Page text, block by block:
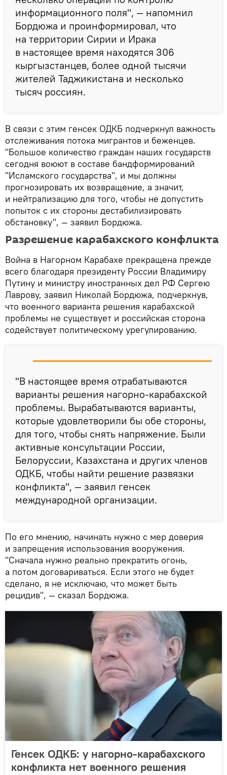
информационного поля", — напомнил
Бордюжа и проинформировал, что
на территории Сирии и Ирака
в настоящее время находятся 306
кыргызстанцев, более одной тысячи
жителей Таджикистана и несколько
тысяч россиян.
В связи с этим генсек ОДКБ подчеркнул важность
отслеживания потока мигрантов и беженцев.
"Большое количество граждан наших государств
сегодня воюют в составе бандформирований
"Исламского государства", и мы должны
прогнозировать их возвращение, а значит,
и нейтрализацию для того, чтобы не допустить
попыток с их стороны дестабилизировать
обстановку", — заявил Бордюжа.
Разрешение карабахского конфликта
Война в Нагорном Карабахе прекращена прежде
всего благодаря президенту России Владимиру
Путину и министру иностранных дел РФ Сергею
Лаврову, заявил Николай Бордюжа, подчеркнув,
что военного варианта решения карабахской
проблемы не существует и российская сторона
содействует политическому урегулированию.
"В настоящее время отрабатываются
варианты решения нагорно-карабахской
проблемы. Вырабатываются варианты,
которые удовлетворили бы обе стороны,
для того, чтобы снять напряжение. Были
активные консультации России,
Белоруссии, Казахстана и других членов
ОДКБ, чтобы найти решение развязки
конфликта", — заявил генсек
международной организации.
По его мнению, начинать нужно с мер доверия
и запрещения использования вооружения.
"Сначала нужно реально прекратить огонь,
а потом договариваться. Если этого не будет
сделано, я не исключаю, что может быть
рецидив", — сказал Бордюжа.
Генсек ОДКБ: у нагорно-карабахского
конфликта нет военного решения